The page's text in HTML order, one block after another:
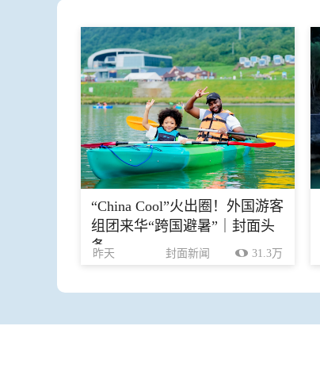
“China Cool”火出圈！外国游客
组团来华“跨国避暑”｜封面头
条
昨天 封面新闻 31.3万